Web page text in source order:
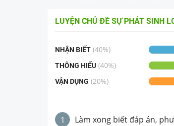
LUYỆN CHỦ ĐỀ SỰ PHÁT SINH
NHẬN BIẾT (40%)
THÔNG HIỂU (40%)
VẬN DỤNG (20%)
1 Làm xong biết đáp án,